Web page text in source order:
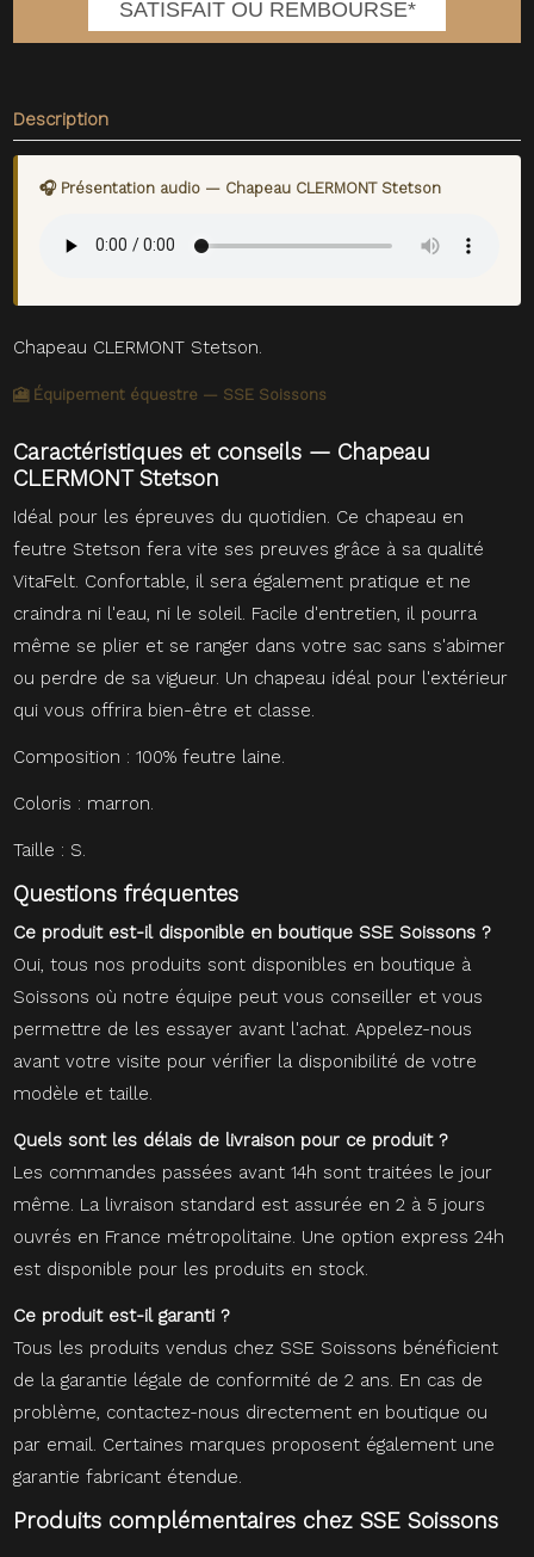
SATISFAIT OU REMBOURSE*
Description
🎧 Présentation audio — Chapeau CLERMONT Stetson
Chapeau CLERMONT Stetson.
🎦 Équipement équestre — SSE Soissons
Caractéristiques et conseils — Chapeau
CLERMONT Stetson
Idéal pour les épreuves du quotidien. Ce chapeau en
feutre Stetson fera vite ses preuves grâce à sa qualité
VitaFelt. Confortable, il sera également pratique et ne
craindra ni l'eau, ni le soleil. Facile d'entretien, il pourra
même se plier et se ranger dans votre sac sans s'abimer
ou perdre de sa vigueur. Un chapeau idéal pour l'extérieur
qui vous offrira bien-être et classe.
Composition : 100% feutre laine.
Coloris : marron.
Taille : S.
Questions fréquentes
Ce produit est-il disponible en boutique SSE Soissons ?
Oui, tous nos produits sont disponibles en boutique à
Soissons où notre équipe peut vous conseiller et vous
permettre de les essayer avant l'achat. Appelez-nous
avant votre visite pour vérifier la disponibilité de votre
modèle et taille.
Quels sont les délais de livraison pour ce produit ?
Les commandes passées avant 14h sont traitées le jour
même. La livraison standard est assurée en 2 à 5 jours
ouvrés en France métropolitaine. Une option express 24h
est disponible pour les produits en stock.
Ce produit est-il garanti ?
Tous les produits vendus chez SSE Soissons bénéficient
de la garantie légale de conformité de 2 ans. En cas de
problème, contactez-nous directement en boutique ou
par email. Certaines marques proposent également une
garantie fabricant étendue.
Produits complémentaires chez SSE Soissons